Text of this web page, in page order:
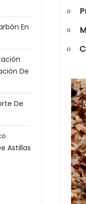
En
De
De
Astillas